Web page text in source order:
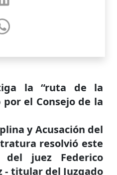
la “ruta de la
el Consejo de la
y Acusación del
resolvió este
juez Federico
- titular del Juzgado